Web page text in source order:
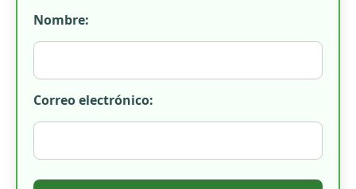
Nombre:
Correo electrónico: